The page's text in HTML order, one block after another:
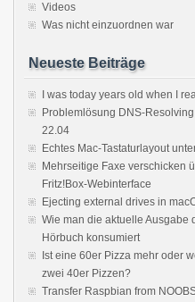
Videos
Was nicht einzuordnen war
Neueste Beiträge
I was today years old when I
Problemlösung DNS-
22.04
Echtes Mac-Tastaturlayout
Mehrseitige Faxe verschicken
Fritz!Box-Webinterface
Ejecting external drives in
Wie man die aktuelle Ausgabe
Hörbuch konsumiert
Ist eine 60er Pizza mehr oder
zwei 40er Pizzen?
Transfer Raspbian from